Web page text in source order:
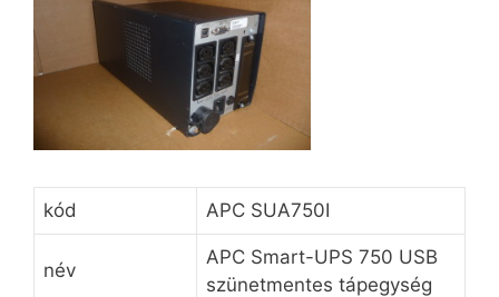
kód APC SUA750I
név
APC Smart-UPS 750 USB
szünetmentes tápegység